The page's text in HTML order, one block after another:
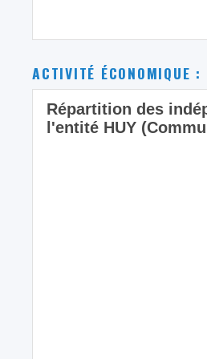
ACTIVITÉ ÉCONOMIQUE :
Répartition des
l'entité HUY